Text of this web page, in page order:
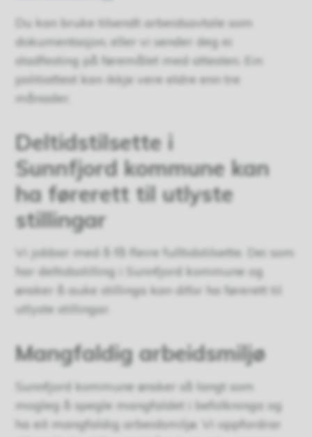
Du kan bruke tilsendt arbeidsavtale som
dokumentasjon, eller vi sender deg ei
stadfesting på føremålet med attesten. Ein
politiattest kan ikkje vere eldre enn tre
månader.
Deltidstilsette i
Sunnfjord kommune kan
ha førerett til utlyste
stillingar
Vi jobbar med å få fleire fulltidstilsette. Dei som
har deltidsstilling i Sunnfjord kommune og
ønsker å auke stillinga kan difor ha førerett til
utlyste stillingar.
Mangfaldig arbeidsmiljø
Sunnfjord kommune ønsker så langt som
mogleg å spegle mangfaldet i befolkninga og
ha eit mangfaldig arbeidsmiljø. Vi oppfordrar